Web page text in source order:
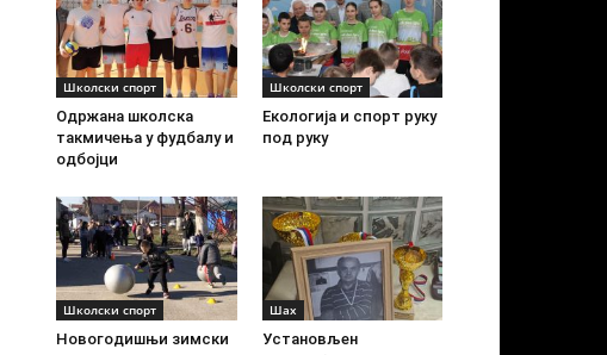
Школски спорт
Одржана школска
такмичења у фудбалу и
одбојци
Школски спорт
Екологија и спорт руку
под руку
Школски спорт
Новогодишњи зимски
Шах
Установљен